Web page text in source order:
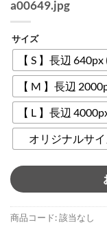
a00649.jpg
サイズ
【 S 】長辺
【 M 】長辺
【 L 】長辺
オリジナルサ
商品コード:該当なし